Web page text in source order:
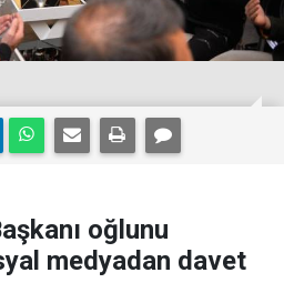
oğlunu
medyadan davet